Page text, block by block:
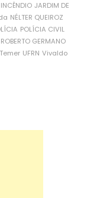
INCÊNDIO JARDIM DE
NÉLTER QUEIROZ
POLÍCIA CIVIL
ROBERTO GERMANO
Temer UFRN Vivaldo